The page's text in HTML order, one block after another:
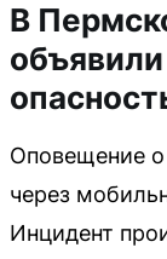
В
Оповещение
через
Инцидент